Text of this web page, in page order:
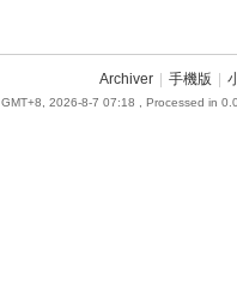
Archiver 手機版
GMT+8, 2026-8-7 07:18 , Processed in